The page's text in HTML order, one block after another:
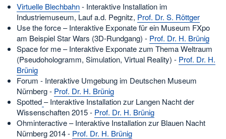
Virtuelle Blechbahn- Interaktive Installation im
Industriemuseum, Lauf a.d. Pegnitz, Prof. Dr. S. Röttger
Use the force – Interaktive Exponate für ein Museum FXpo
am Beispiel Star Wars (3D-Rundgang) - Prof. Dr. H. Brünig
Space for me – Interaktive Exponate zum Thema Weltraum
(Pseudohologramm, Simulation, Virtual Reality) - Prof. Dr. H.
Brünig
Forum - Interaktive Umgebung im Deutschen Museum
Nürnberg - Prof. Dr. H. Brünig
Spotted– Interaktive Installation zur Langen Nacht der
Wissenschaften 2015 - Prof. Dr. H. Brünig
Ohminteractive – Interaktive Installation zur Blauen Nacht
Nürnberg 2014 - Prof. Dr. H. Brünig